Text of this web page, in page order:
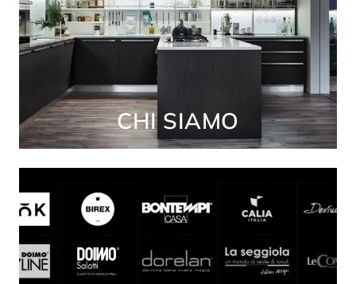
CHI SIAMO